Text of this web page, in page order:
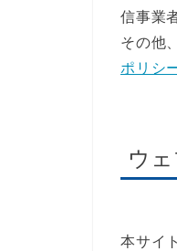
信事業
その他
ポリシ
ウ
本サイ